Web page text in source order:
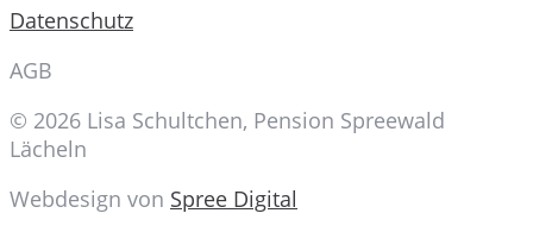
Datenschutz
AGB
© 2026 Lisa Schultchen, Pension Spreewald
Lächeln
Webdesign von Spree Digital